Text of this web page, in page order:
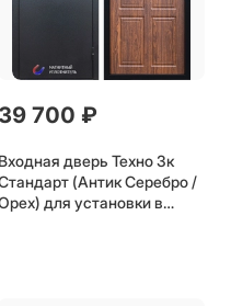
39 700 ₽
Входная дверь Техно 3к
(Антик Серебро /
для установки в